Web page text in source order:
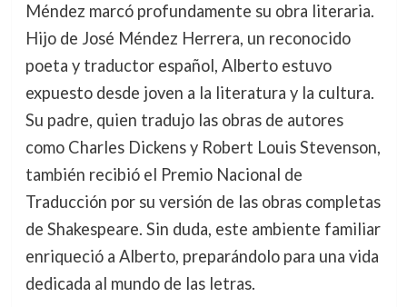
Méndez marcó profundamente su obra literaria.
Hijo de José Méndez Herrera, un reconocido
poeta y traductor español, Alberto estuvo
expuesto desde joven a la literatura y la cultura.
Su padre, quien tradujo las obras de autores
como Charles Dickens y Robert Louis Stevenson,
también recibió el Premio Nacional de
Traducción por su versión de las obras completas
de Shakespeare. Sin duda, este ambiente familiar
enriqueció a Alberto, preparándolo para una vida
dedicada al mundo de las letras.